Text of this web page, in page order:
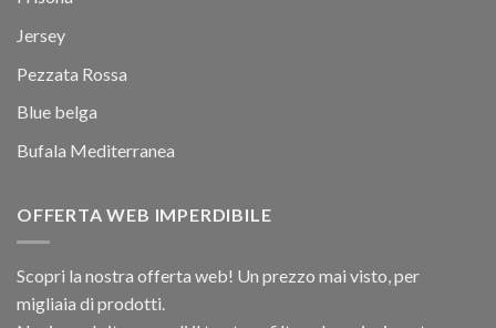
Jersey
Pezzata Rossa
Blue belga
Bufala Mediterranea
OFFERTA WEB IMPERDIBILE
Scopri la nostra offerta web! Un prezzo mai visto, per
migliaia di prodotti.